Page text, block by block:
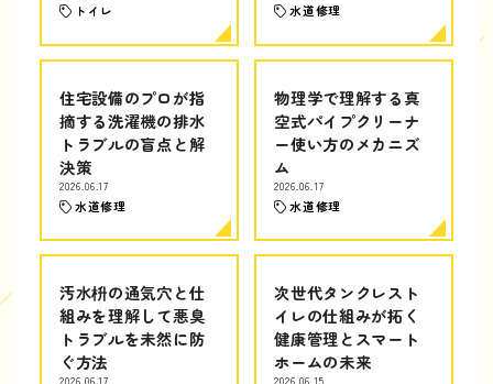
トイレ 水道修理
住宅設備のプロが指
摘する洗濯機の排水
トラブルの盲点と解
決策
2026.06.17
水道修理
物理学で理解する真
空式パイプクリーナ
ー使い方のメカニズ
ム
2026.06.17
水道修理
汚水枡の通気穴と仕
組みを理解して悪臭
トラブルを未然に防
ぐ方法
次世代タンクレスト
イレの仕組みが拓く
健康管理とスマート
ホームの未来